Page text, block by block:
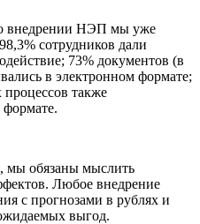
внедрении НЭП мы уже
сотрудников дали
73% документов (в
в электронном формате;
также
формате.
мы обязаны мыслить
Любое внедрение
с прогнозами в рублях и
выгод.